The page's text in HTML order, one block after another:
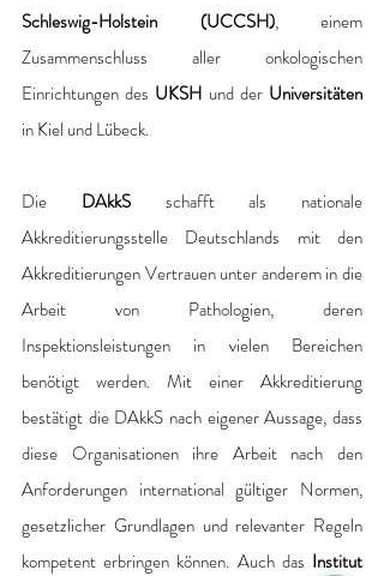
Schleswig-Holstein (UCCSH), einem
Zusammenschluss aller onkologischen
Einrichtungen des UKSH und der
in Kiel und Lübeck.
Die DAkkS schafft als nationale
Akkreditierungsstelle Deutschlands mit den
Akkreditierungen Vertrauen unter anderem in die
Arbeit von Pathologien, deren
Inspektionsleistungen in vielen Bereichen
benötigt werden. Mit einer Akkreditierung
bestätigt die DAkkS nach eigener Aussage, dass
diese Organisationen ihre Arbeit nach den
Anforderungen international gültiger Normen,
gesetzlicher Grundlagen und relevanter Regeln
kompetent erbringen können. Auch das Institut